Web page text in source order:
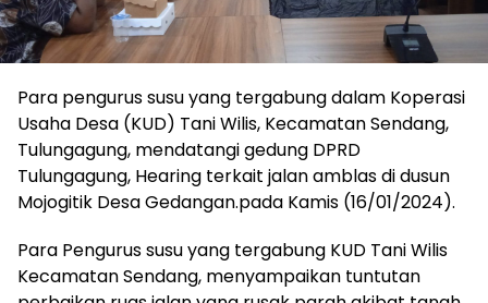
Para pengurus susu yang tergabung dalam Koperasi
Usaha Desa (KUD) Tani Wilis, Kecamatan Sendang,
Tulungagung, mendatangi gedung DPRD
Tulungagung, Hearing terkait jalan amblas di dusun
Mojogitik Desa Gedangan.pada Kamis (16/01/2024).
Para Pengurus susu yang tergabung KUD Tani Wilis
Kecamatan Sendang, menyampaikan tuntutan